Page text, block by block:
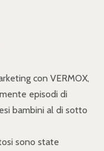
con VERMOX,
episodi di
bambini al di sotto
sono state